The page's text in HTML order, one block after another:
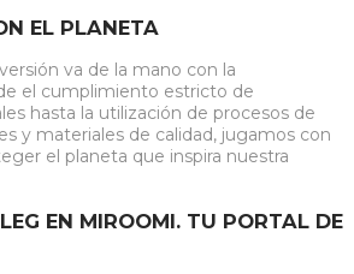
EL PLANETA
va de la mano con la
el cumplimiento estricto de
hasta la utilización de procesos de
y materiales de calidad, jugamos con
el planeta que inspira nuestra
EN MIROOMI. TU PORTAL DE